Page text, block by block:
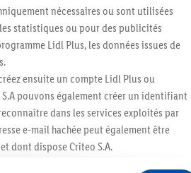
nécessaires ou sont utilisées
statistiques ou pour des publicités
Lidl Plus, les données issues de
ensuite un compte Lidl Plus ou
pouvons également créer un identifiant
dans les services exploités par
e-mail hachée peut également être
dont dispose Criteo S.A.